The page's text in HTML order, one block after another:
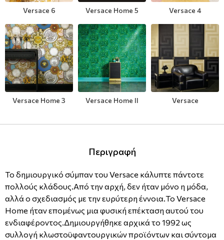
Versace 6 Versace Home 5 Versace 4
Versace Home 3 Versace Home II Versace
Περιγραφή
Το δημιουργικό σύμπαν του Versace κάλυπτε πάντοτε
πολλούς κλάδους.Από την αρχή, δεν ήταν μόνο η μόδα,
αλλά ο σχεδιασμός με την ευρύτερη έννοια.Το Versace
Home ήταν επομένως μια φυσική επέκταση αυτού του
ενδιαφέροντος.Δημιουργήθηκε αρχικά το 1992 ως
συλλογή κλωστοϋφαντουργικών προϊόντων και σύντομα
Μονόχρωμες
Βαφόμενες Ταπετσαρίες
Μπορντούρες
Απομίμηση Μέταλλο
Απομίμηση Πλακάκια
Απομίμηση Μωσαικό-Ψηφίδα
Ψηφιακή Εκτύπωση σε Ρολοκουρτίνα